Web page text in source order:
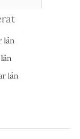
län
län